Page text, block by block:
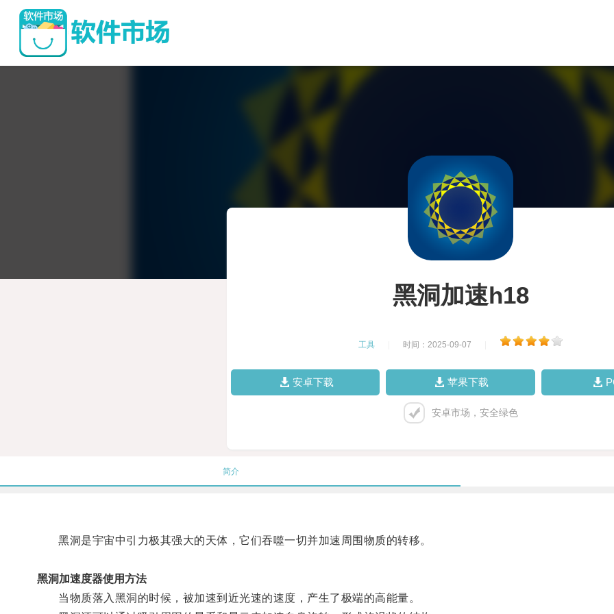
黑洞加速h18
工具 时间：2025-09-07
安卓下载 苹果下载
安卓市场，安全绿色
简介
黑洞是宇宙中引力极其强大的天体，它们吞噬一切并加速周围物质的转移。
黑洞加速度器使用方法
当物质落入黑洞的时候，被加速到近光速的速度，产生了极端的高能量。